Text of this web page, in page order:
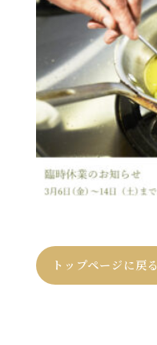
トップページに戻る